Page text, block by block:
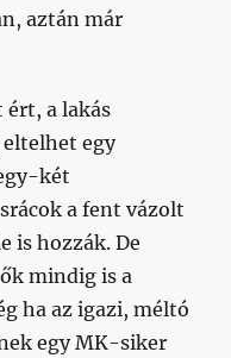
aztán már
ért, a lakás
eltelhet egy
két
a fent vázolt
is hozzák. De
mindig is a
ha az igazi, méltó
egy MK-siker